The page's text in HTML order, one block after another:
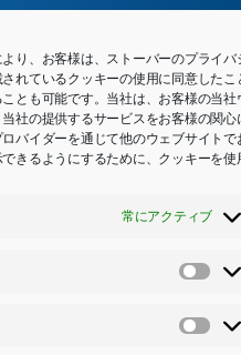
り、お客様は、ストーバーのプライバ
れているクッキーの使用に同意したこ
とも可能です。当社は、お客様の当社
社の提供するサービスをお客様の関心
バイダーを通じて他のウェブサイトで
きるようにするために、クッキーを使
常にアクティブ
学